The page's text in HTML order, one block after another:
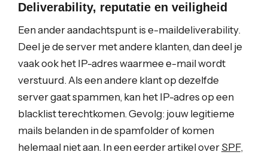
Deliverability, reputatie en veiligheid
Een ander aandachtspunt is e-maildeliverability.
Deel je de server met andere klanten, dan deel je
vaak ook het IP-adres waarmee e-mail wordt
verstuurd. Als een andere klant op dezelfde
server gaat spammen, kan het IP-adres op een
blacklist terechtkomen. Gevolg: jouw legitieme
mails belanden in de spamfolder of komen
helemaal niet aan. In een eerder artikel over SPF,